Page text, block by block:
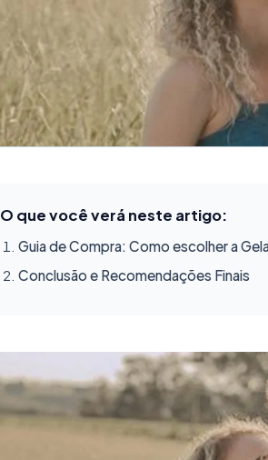
O que você verá neste artigo:
Guia de Compra: Como escolher a
Conclusão e Recomendações Finais